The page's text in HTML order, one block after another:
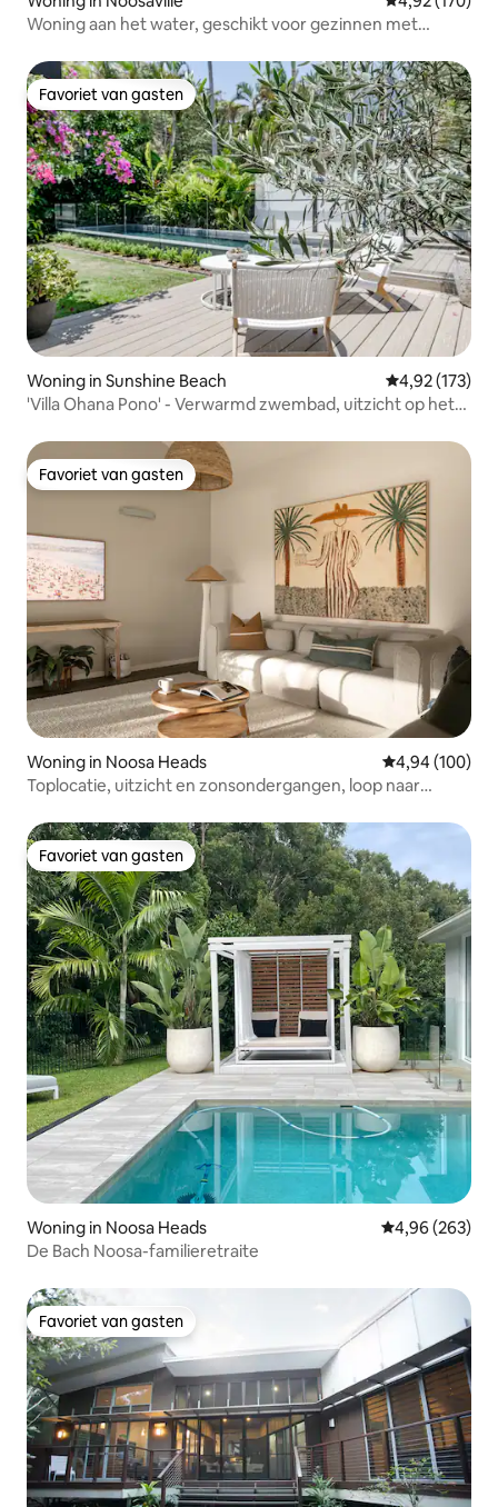
Woning aan het water, geschikt voor gezinnen met
Favoriet van gasten
Favoriet van gasten
Woning in Sunshine Beach Gemiddelde
4,92 (173)
'Villa Ohana Pono' - Verwarmd zwembad, uitzicht op het
Favoriet van gasten
Favoriet van gasten
Woning in Noosa Heads Gemiddelde
4,94 (100)
Toplocatie, uitzicht en zonsondergangen, loop naar
Favoriet van gasten
Favoriet van gasten
Woning in Noosa Heads Gemiddelde
4,96 (263)
De Bach Noosa-familieretraite
Favoriet van gasten
Favoriet van gasten